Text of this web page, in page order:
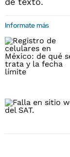
Informate más